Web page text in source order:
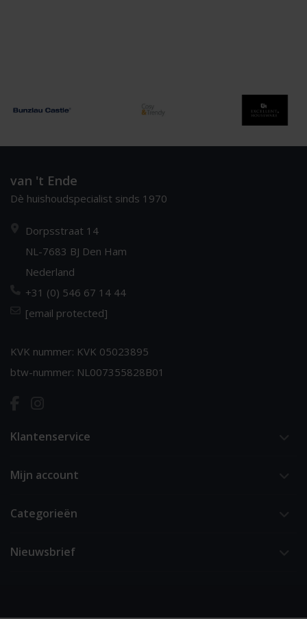
van 't Ende
Dè huishoudspecialist sinds 1970
Dorpsstraat 14
NL-7683 BJ Den Ham
Nederland
+31 (0) 546 67 14 44
[email protected]
KVK nummer: KVK 05023895
btw-nummer: NL007355828B01
Klantenservice
Mijn account
Categorieën
Nieuwsbrief